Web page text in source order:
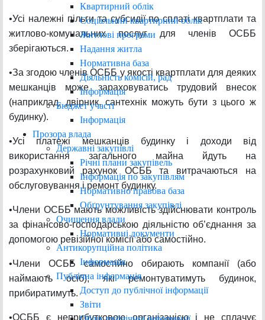
Квартирний облік
Соціальний квартирний облік
Житлові програми
Надання житла
Нормативна база
Діяльність комісій, рад
Інформація
Бюджет участі
Інформація
Прозора влада
Державні закупівлі
Річні плани закупівель
Інформація по закупівлям
Нормативно правова база
Обґрунтування закупівлі
Очищення влади
Нормативні документи
Антикорупційна політика
Інформація
Публічна інформація
Доступ до публічної інформації
Звіти
•Усі належні пільги та субсидії по сплаті квартплати та
житлово-комунальних послуг для членів ОСББ
зберігаються.
•За згодою членів ОСББ у якості квартплати для деяких
мешканців може зараховуватись трудовий внесок
(наприклад, двірник, сантехнік можуть бути з цього ж
будинку).
•Усі платежі мешканців будинку і доходи від
використання загального майна йдуть на
розрахунковий рахунок ОСББ та витрачаються на
обслуговування і ремонт будинку.
•Члени ОСББ мають можливість здійснювати контроль
за фінансово-господарською діяльністю об’єднання за
допомогою ревізійної комісії або самостійно.
•Члени ОСББ самостійно обирають компанії (або
наймають осіб), які ремонтуватимуть будинок,
прибиратимуть.
•ОСББ є неприбутковою організацією і не сплачує